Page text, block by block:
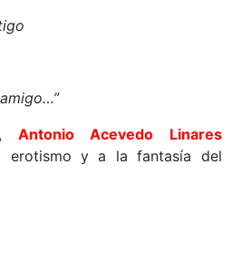
Antonio Acevedo Linares
erotismo y a la fantasía del